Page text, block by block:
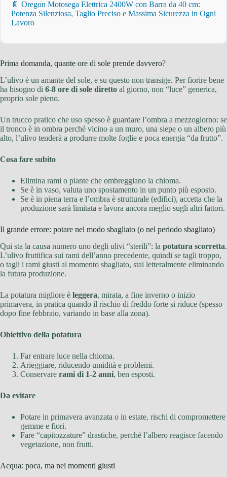
📄 Oregon Motosega Elettrica 2400W con Barra da 40 cm:
Potenza Silenziosa, Taglio Preciso e Massima Sicurezza in Ogni
Lavoro
Prima domanda, quante ore di sole prende davvero?
L’ulivo è un amante del sole, e su questo non transige. Per fiorire bene
ha bisogno di 6-8 ore di sole diretto al giorno, non “luce” generica,
proprio sole pieno.
Un trucco pratico che uso spesso è guardare l’ombra a mezzogiorno: se
il tronco è in ombra perché vicino a un muro, una siepe o un albero più
alto, l’ulivo tenderà a produrre molte foglie e poca energia “da frutto”.
Cosa fare subito
Elimina rami o piante che ombreggiano la chioma.
Se è in vaso, valuta uno spostamento in un punto più esposto.
Se è in piena terra e l’ombra è strutturale (edifici), accetta che la
produzione sarà limitata e lavora ancora meglio sugli altri fattori.
Il grande errore: potare nel modo sbagliato (o nel periodo sbagliato)
Qui sta la causa numero uno degli ulivi “sterili”: la potatura scorretta.
L’ulivo fruttifica sui rami dell’anno precedente, quindi se tagli troppo,
o tagli i rami giusti al momento sbagliato, stai letteralmente eliminando
la futura produzione.
La potatura migliore è leggera, mirata, a fine inverno o inizio
primavera, in pratica quando il rischio di freddo forte si riduce (spesso
dopo fine febbraio, variando in base alla zona).
Obiettivo della potatura
Far entrare luce nella chioma.
Arieggiare, riducendo umidità e problemi.
Conservare rami di 1-2 anni, ben esposti.
Da evitare
Potare in primavera avanzata o in estate, rischi di compromettere
gemme e fiori.
Fare “capitozzature” drastiche, perché l’albero reagisce facendo
vegetazione, non frutti.
Acqua: poca, ma nei momenti giusti